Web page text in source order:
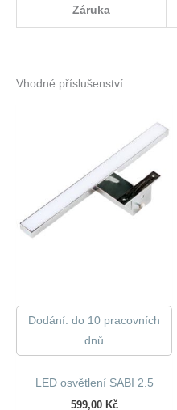
Záruka
Vhodné příslušenství
Dodání: do 10 pracovních
dnů
LED osvětlení SABI 2.5
599,00 Kč